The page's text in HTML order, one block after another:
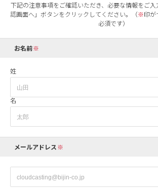
下記の注意事項をご確認いただき、必要な情報をご
認画面へ」ボタンをクリックしてください。（※印が
必須です）
お名前
姓
名
メールアドレス